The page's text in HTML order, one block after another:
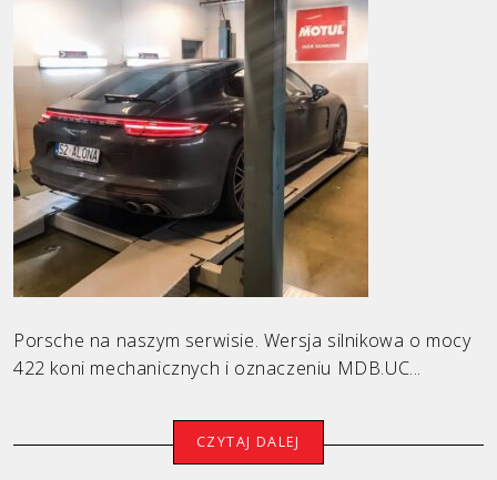
Hyundai
Infiniti
KIA
Land Rover
Mazda
Mercedes
Mini
Opel
Porsche na naszym serwisie. Wersja silnikowa o mocy
422 koni mechanicznych i oznaczeniu MDB.UC...
CZYTAJ DALEJ